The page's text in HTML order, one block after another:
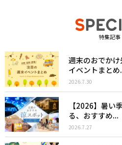
特集記事
週末のおでか
イベントまとめ
2026.7.30
【2026】暑い
る、おすすめ...
2026.7.27